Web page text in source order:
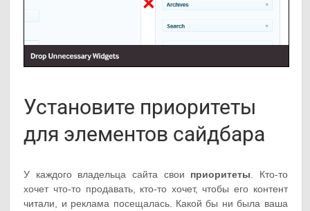
Установите приоритеты
для элементов сайдбара
У каждого владельца сайта свои приоритеты . Кто-то
хочет что-то продавать, кто-то хочет, чтобы его контент
читали, и реклама посещалась. Какой бы ни была ваша